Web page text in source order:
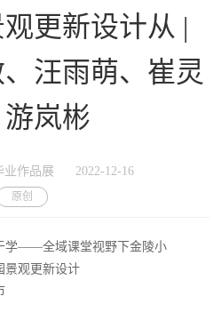
更新设计从 |
汪雨萌、崔灵
岚彬
业作品展 2022-12-16
原创
学——全域课堂视野下金陵小
景观更新设计